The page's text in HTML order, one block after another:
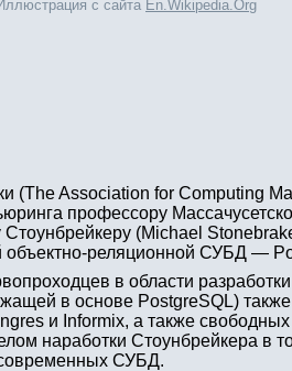
с сайта En.Wikipedia.Org
(The Association for Computing
профессору
Стоунбрейкеру (Michael
объектно-реляционной СУБД —
в области разработки
в основе PostgreSQL)
и Informix, а также
наработки Стоунбрейкера в
современных СУБД.